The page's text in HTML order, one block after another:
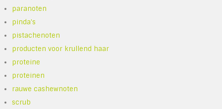
paranoten
pinda's
pistachenoten
producten voor krullend haar
proteine
proteinen
rauwe cashewnoten
scrub